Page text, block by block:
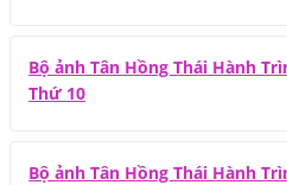
Bộ ảnh Tân Hồng Thái Hành
Thứ 10
Bộ ảnh Tân Hồng Thái Hành